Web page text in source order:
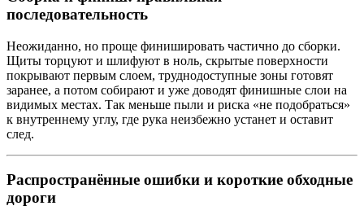
последовательность
Неожиданно, но проще финишировать частично до сборки.
Щиты торцуют и шлифуют в ноль, скрытые поверхности
покрывают первым слоем, труднодоступные зоны готовят
заранее, а потом собирают и уже доводят финишные слои на
видимых местах. Так меньше пыли и риска «не подобраться»
к внутреннему углу, где рука неизбежно устанет и оставит
след.
Распространённые ошибки и короткие обходные
дороги